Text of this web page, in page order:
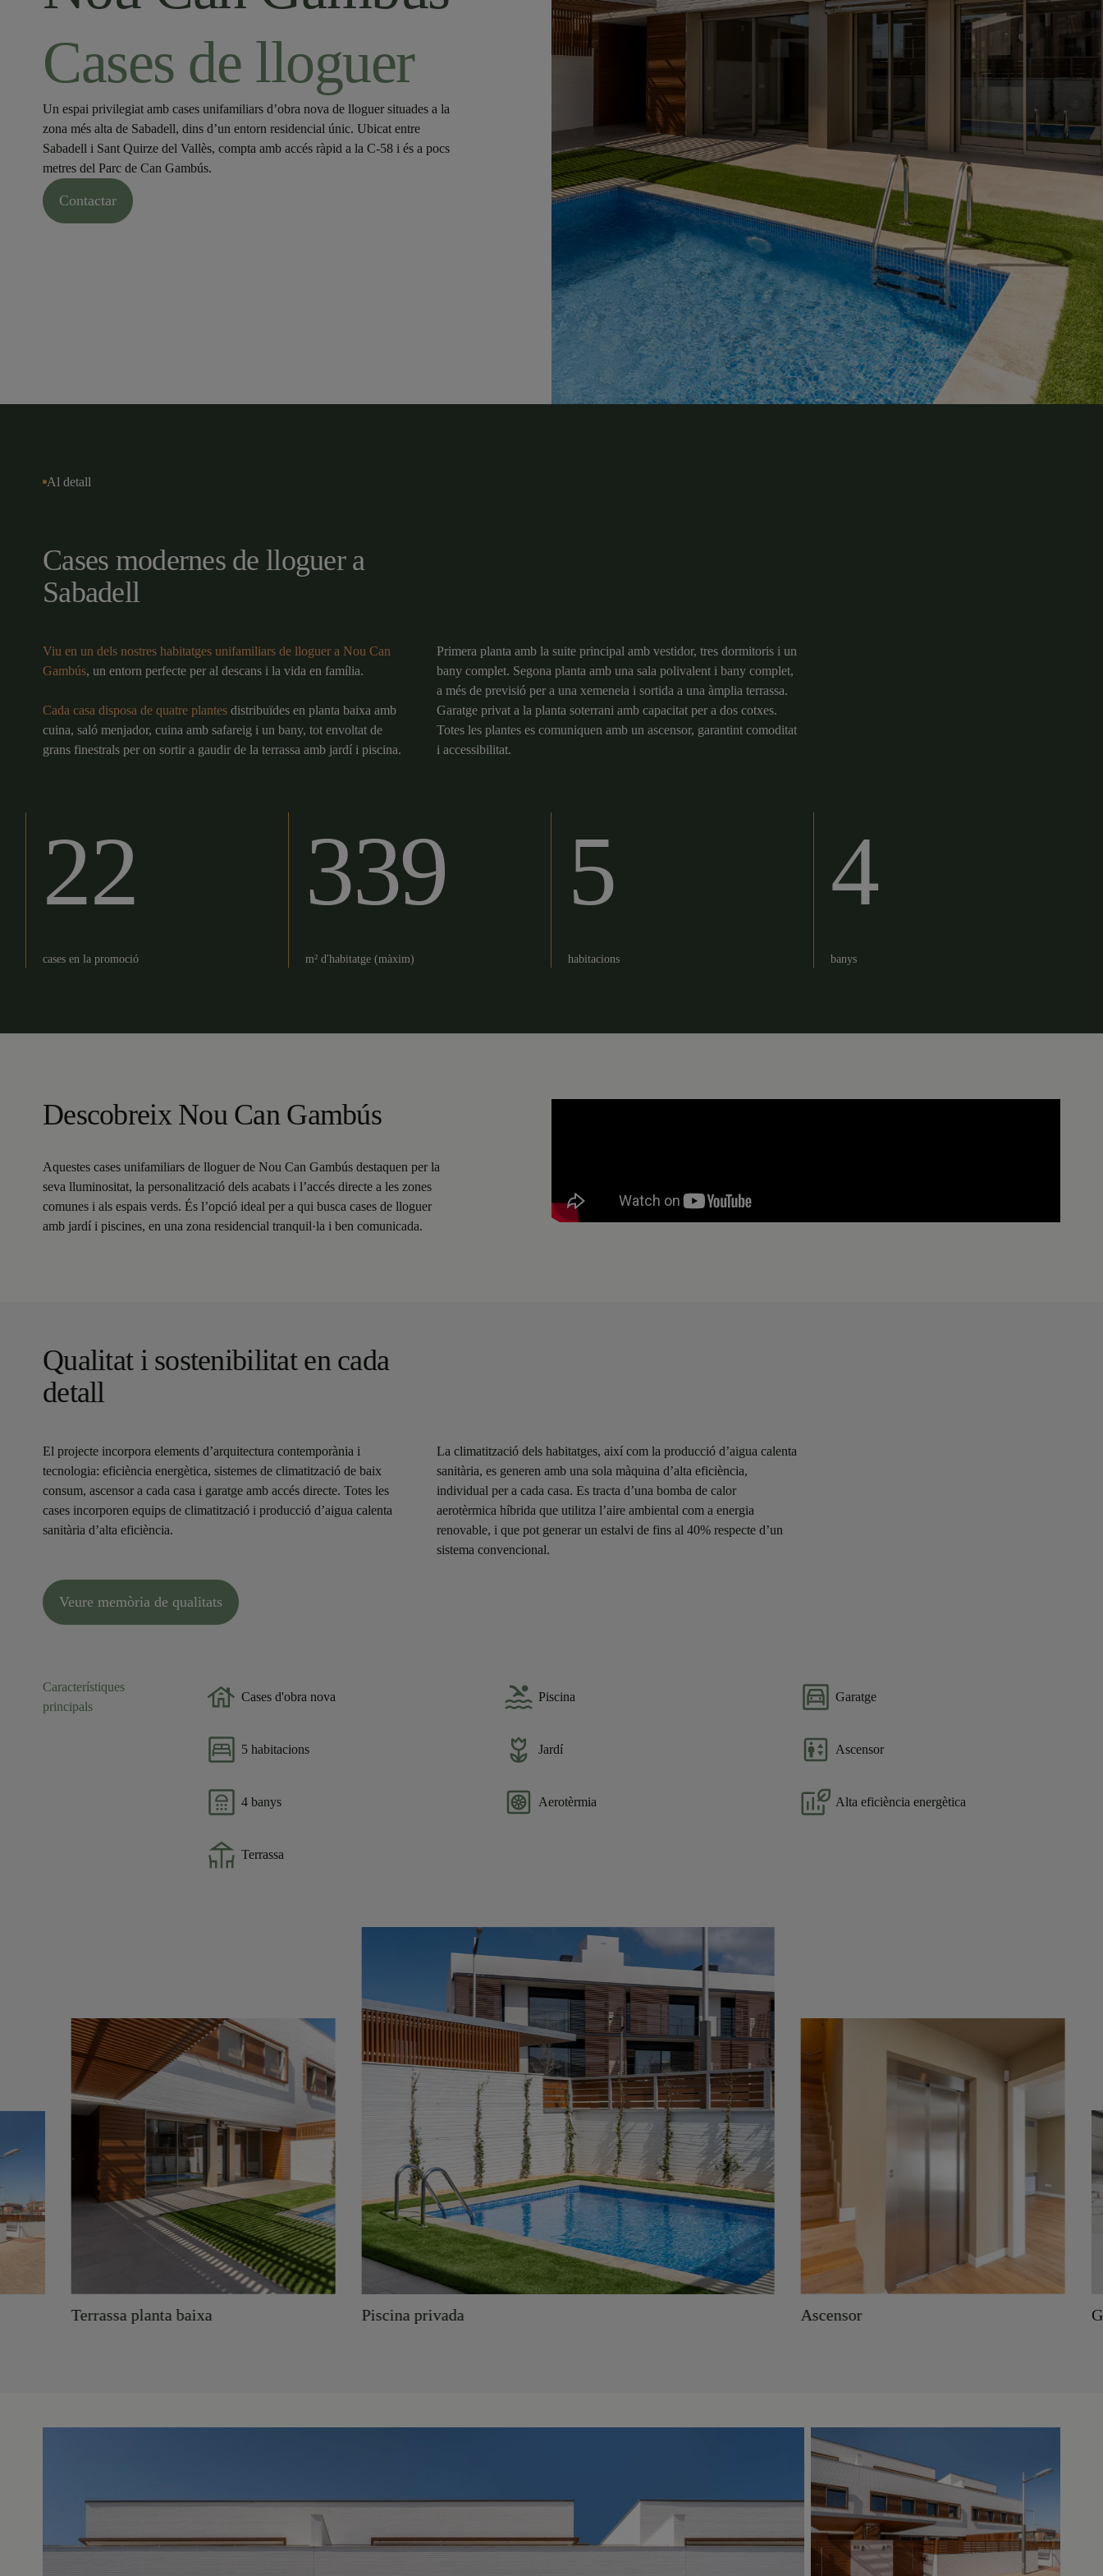
Cases de lloguer
Un espai privilegiat amb cases unifamiliars d’obra nova de lloguer situades a la
zona més alta de Sabadell, dins d’un entorn residencial únic. Ubicat entre
Sabadell i Sant Quirze del Vallès, compta amb accés ràpid a la C-58 i és a pocs
metres del Parc de Can Gambús.
Contactar
Al detall
Cases modernes de lloguer a
Sabadell
Viu en un dels nostres habitatges unifamiliars de lloguer a Nou Can
Gambús, un entorn perfecte per al descans i la vida en família.
Cada casa disposa de quatre plantes distribuïdes en planta baixa amb
cuina, saló menjador, cuina amb safareig i un bany, tot envoltat de
grans finestrals per on sortir a gaudir de la terrassa amb jardí i piscina.
Primera planta amb la suite principal amb vestidor, tres dormitoris i un
bany complet. Segona planta amb una sala polivalent i bany complet,
a més de previsió per a una xemeneia i sortida a una àmplia terrassa.
Garatge privat a la planta soterrani amb capacitat per a dos cotxes.
Totes les plantes es comuniquen amb un ascensor, garantint comoditat
i accessibilitat.
22
cases en la promoció
339
m² d'habitatge (màxim)
5
habitacions
4
banys
Descobreix Nou Can Gambús
Aquestes cases unifamiliars de lloguer de Nou Can Gambús destaquen per la
seva lluminositat, la personalització dels acabats i l’accés directe a les zones
comunes i als espais verds. És l’opció ideal per a qui busca cases de lloguer
amb jardí i piscines, en una zona residencial tranquil·la i ben comunicada.
Qualitat i sostenibilitat en cada
detall
El projecte incorpora elements d’arquitectura contemporània i
tecnologia: eficiència energètica, sistemes de climatització de baix
consum, ascensor a cada casa i garatge amb accés directe. Totes les
cases incorporen equips de climatització i producció d’aigua calenta
sanitària d’alta eficiència.
La climatització dels habitatges, així com la producció d’aigua calenta
sanitària, es generen amb una sola màquina d’alta eficiència,
individual per a cada casa. Es tracta d’una bomba de calor
aerotèrmica híbrida que utilitza l’aire ambiental com a energia
renovable, i que pot generar un estalvi de fins al 40% respecte d’un
sistema convencional.
Veure memòria de qualitats
Característiques
principals
Cases d'obra nova Piscina Garatge
5 habitacions Jardí Ascensor
4 banys Aerotèrmia Alta eficiència energètica
Terrassa
Terrassa planta baixa Piscina privada Garatge